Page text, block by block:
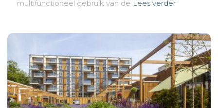
multifunctioneel gebruik van de Lees verder